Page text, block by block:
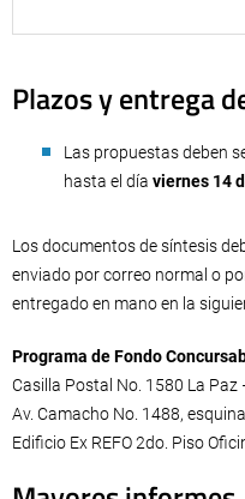
Plazos y entrega
Las propuestas deben
hasta el día viernes 14
Los documentos de síntesis
enviado por correo normal o
entregado en mano en la
Programa de Fondo
Casilla Postal No. 1580 La Paz
Av. Camacho No. 1488,
Edificio Ex REFO 2do. Piso